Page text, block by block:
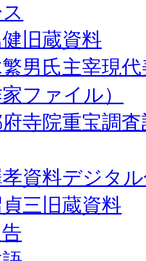
旧蔵資料
男氏主宰現
家ファイル）
寺院重宝調
資料デジタ
三旧蔵資料